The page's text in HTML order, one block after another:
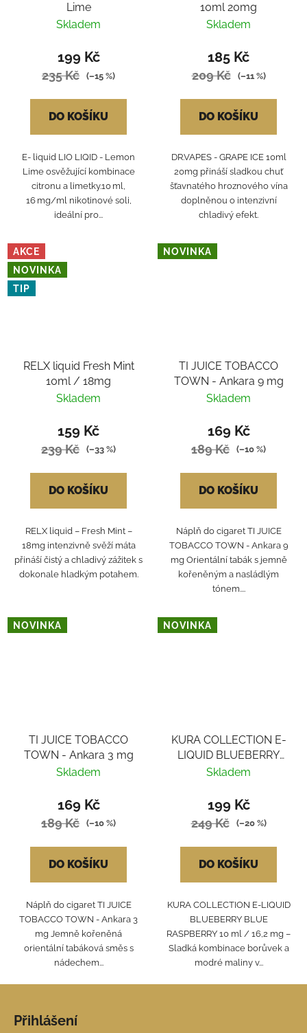
Lime
Skladem
199 Kč
235 Kč (–15 %)
DO KOŠÍKU
E- liquid LIO LIQID - Lemon
Lime osvěžující kombinace
citronu a limetky.10 ml,
16 mg/ml nikotinové soli,
ideální pro...
10ml 20mg
Skladem
185 Kč
209 Kč (–11 %)
DO KOŠÍKU
DR.VAPES - GRAPE ICE 10ml
20mg přináší sladkou chuť
šťavnatého hroznového vína
doplněnou o intenzivní
chladivý efekt.
AKCE
NOVINKA
TIP
RELX liquid Fresh Mint
10ml / 18mg
Skladem
159 Kč
239 Kč (–33 %)
DO KOŠÍKU
RELX liquid – Fresh Mint –
18mg intenzivně svěží máta
přináší čistý a chladivý zážitek s
dokonale hladkým potahem.
NOVINKA
TI JUICE TOBACCO
TOWN - Ankara 9 mg
Skladem
169 Kč
189 Kč (–10 %)
DO KOŠÍKU
Náplň do cigaret TI JUICE
TOBACCO TOWN - Ankara 9
mg Orientální tabák s jemně
kořeněným a nasládlým
tónem....
NOVINKA
TI JUICE TOBACCO
TOWN - Ankara 3 mg
Skladem
169 Kč
189 Kč (–10 %)
DO KOŠÍKU
Náplň do cigaret TI JUICE
TOBACCO TOWN - Ankara 3
mg Jemně kořeněná
orientální tabáková směs s
nádechem...
NOVINKA
KURA COLLECTION E-
LIQUID BLUEBERRY
BLUE RASPBERRY
Skladem
199 Kč
249 Kč (–20 %)
DO KOŠÍKU
KURA COLLECTION E-LIQUID
BLUEBERRY BLUE
RASPBERRY 10 ml / 16,2 mg –
Sladká kombinace borůvek a
modré maliny v...
Přihlášení